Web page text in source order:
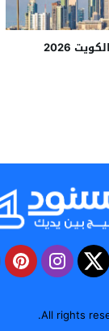
2026